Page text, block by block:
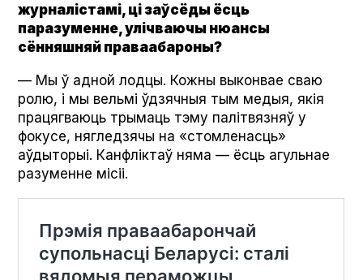
журналістамі, ці заўсёды ёсць
паразуменне, улічваючы нюансы
сённяшняй праваабароны?
— Мы ў адной лодцы. Кожны выконвае сваю
ролю, і мы вельмі ўдзячныя тым медыя, якія
працягваюць трымаць тэму палітвязняў у
фокусе, нягледзячы на «стомленасць»
аўдыторыі. Канфліктаў няма — ёсць агульнае
разуменне місіі.